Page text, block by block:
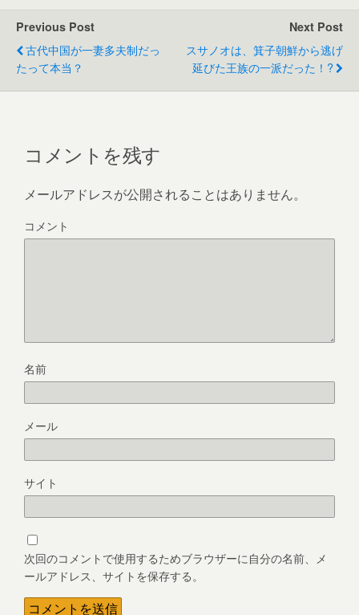
e
b
o
o
er
Previous Post
古代中国が一妻多夫制だっ
たって本当？
Next Post
スサノオは、箕子朝鮮から逃げ
延びた王族の一派だった！?
コメントを残す
メールアドレスが公開されることはありません。
コメント
名前
メール
サイト
次回のコメントで使用するためブラウザーに自分の名前、メ
ールアドレス、サイトを保存する。